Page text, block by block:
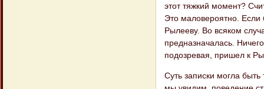
этот тяжкий момент?
Это маловероятно. Если
Рылееву. Во всяком
предназначалась.
подозревая, пришел к
Суть записки могла